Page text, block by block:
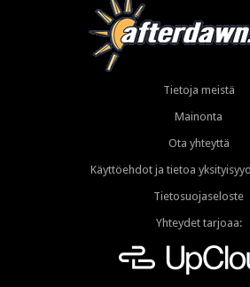
Tietoja meistä
Mainonta
Ota yhteyttä
Käyttöehdot ja tietoa
Tietosuojaseloste
Yhteydet tarjoaa: